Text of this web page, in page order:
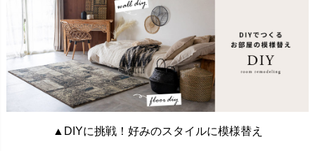
▲DIYに挑戦！好みのスタイルに模様替え